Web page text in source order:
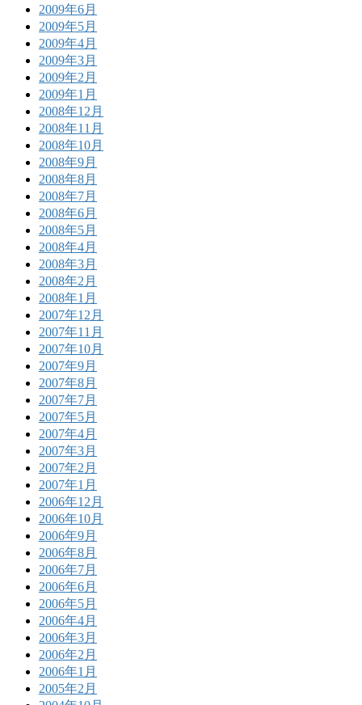
2009年6月
2009年5月
2009年4月
2009年3月
2009年2月
2009年1月
2008年12月
2008年11月
2008年10月
2008年9月
2008年8月
2008年7月
2008年6月
2008年5月
2008年4月
2008年3月
2008年2月
2008年1月
2007年12月
2007年11月
2007年10月
2007年9月
2007年8月
2007年7月
2007年5月
2007年4月
2007年3月
2007年2月
2007年1月
2006年12月
2006年10月
2006年9月
2006年8月
2006年7月
2006年6月
2006年5月
2006年4月
2006年3月
2006年2月
2006年1月
2005年2月